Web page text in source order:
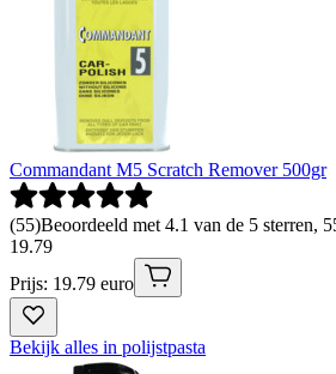
Commandant M5 Scratch Remover 500gr
(55)Beoordeeld met 4.1 van de 5 sterren,
19.79
Prijs: 19.79 euro
Bekijk alles in polijstpasta